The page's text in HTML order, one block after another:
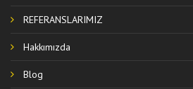
REFERANSLARIMIZ
Hakkımızda
Blog